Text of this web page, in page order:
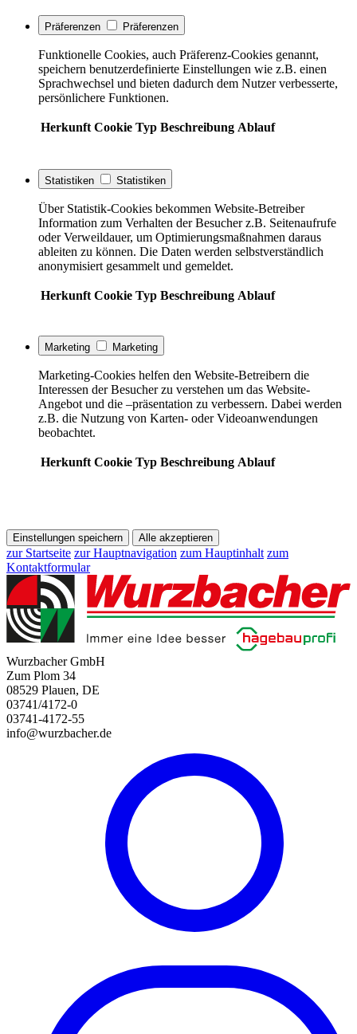
Präferenzen Präferenzen
Funktionelle Cookies, auch Präferenz-Cookies genannt,
speichern benutzerdefinierte Einstellungen wie z.B. einen
Sprachwechsel und bieten dadurch dem Nutzer verbesserte,
persönlichere Funktionen.
Herkunft Cookie Typ Beschreibung Ablauf
Statistiken Statistiken
Über Statistik-Cookies bekommen Website-Betreiber
Information zum Verhalten der Besucher z.B. Seitenaufrufe
oder Verweildauer, um Optimierungsmaßnahmen daraus
ableiten zu können. Die Daten werden selbstverständlich
anonymisiert gesammelt und gemeldet.
Herkunft Cookie Typ Beschreibung Ablauf
Marketing Marketing
Marketing-Cookies helfen den Website-Betreibern die
Interessen der Besucher zu verstehen um das Website-
Angebot und die –präsentation zu verbessern. Dabei werden
z.B. die Nutzung von Karten- oder Videoanwendungen
beobachtet.
Herkunft Cookie Typ Beschreibung Ablauf
Einstellungen speichern Alle akzeptieren
zur Startseite zur Hauptnavigation zum Hauptinhalt zum
Kontaktformular
Wurzbacher GmbH
Zum Plom 34
08529 Plauen, DE
03741/4172-0
03741-4172-55
info@wurzbacher.de